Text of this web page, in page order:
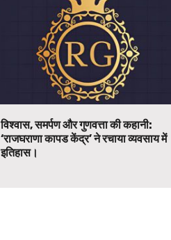
विश्वास, समर्पण और गुणवत्ता की कहानी:
‘राजघराणा कापड केंद्र’ ने रचाया व्यवसाय में
इतिहास।